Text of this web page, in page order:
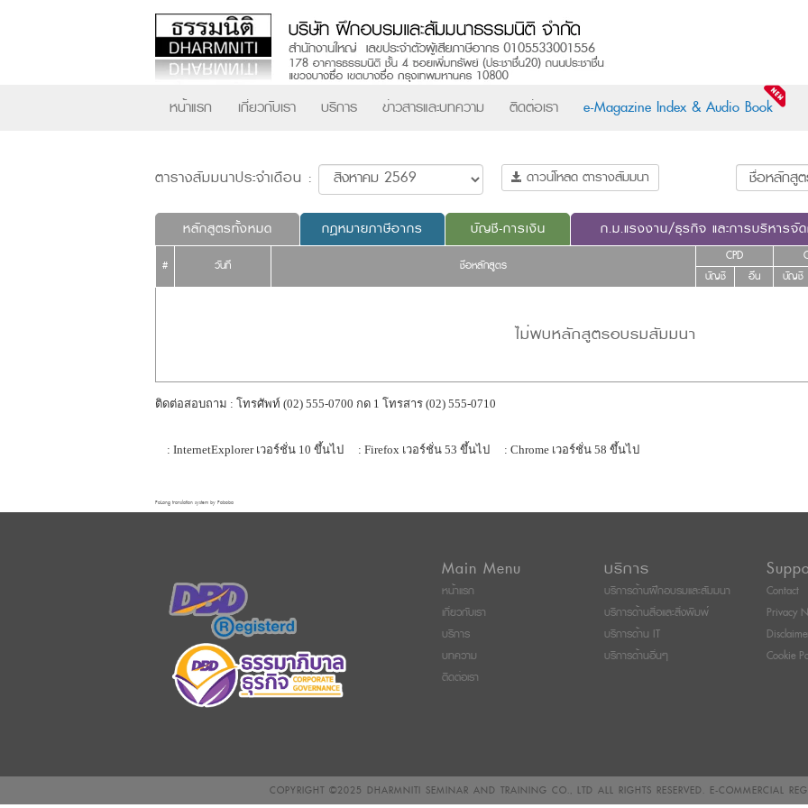
หน้าแรก เกี่ยวกับเรา บริการ ข่าวสารและบทความ ติดต่อเรา e-Magazine Index & Audio Book
ตารางสัมมนาประจำเดือน : ดาวน์โหลด ตารางสัมมนา
หลักสูตรทั้งหมด กฎหมายภาษีอากร บัญชี-การเงิน ก.ม.แรงงาน/ธุรกิจ และการบริหารจั
# วันที่ ชื่อหลักสูตร
CPD
บัญชี อื่น บัญชี
ไม่พบหลักสูตรอบรมสัมมนา
ติดต่อสอบถาม : โทรศัพท์ (02) 555-0700 กด 1 โทรสาร (02) 555-0710
: InternetExplorer เวอร์ชั่น 10 ขึ้นไป : Firefox เวอร์ชั่น 53 ขึ้นไป : Chrome เวอร์ชั่น 58 ขึ้นไป
FaLang translation system by Faboba
Main Menu
หน้าแรก
เกี่ยวกับเรา
บริการ
บทความ
ติดต่อเรา
บริการ
บริการด้านฝึกอบรมและสัมมนา
บริการด้านสื่อและสิ่งพิมพ์
บริการด้าน IT
บริการด้านอื่นๆ
Contact
Privacy
Cookie
COPYRIGHT ©2025 DHARMNITI SEMINAR AND TRAINING CO., LTD ALL RIGHTS RESERVED. E-COMMERCIAL